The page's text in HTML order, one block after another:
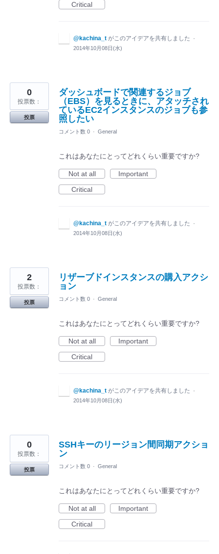
Critical
@kachina_t がこのアイデアを共有しました ·
2014年10月08日(水)
ダッシュボードで関連するジョブ
（EBS）を見るときに、アタッチされ
ているEC2インスタンスのジョブも参
照したい
0
投票数：
投票
コメント数 0 · General
これはあなたにとってどれくらい重要ですか?
Not at all
Important
Critical
@kachina_t がこのアイデアを共有しました ·
2014年10月08日(水)
リザーブドインスタンスの購入アクシ
ョン
2
投票数：
投票
コメント数 0 · General
これはあなたにとってどれくらい重要ですか?
Not at all
Important
Critical
@kachina_t がこのアイデアを共有しました ·
2014年10月08日(水)
SSHキーのリージョン間同期アクショ
ン
0
投票数：
投票
コメント数 0 · General
これはあなたにとってどれくらい重要ですか?
Not at all
Important
Critical